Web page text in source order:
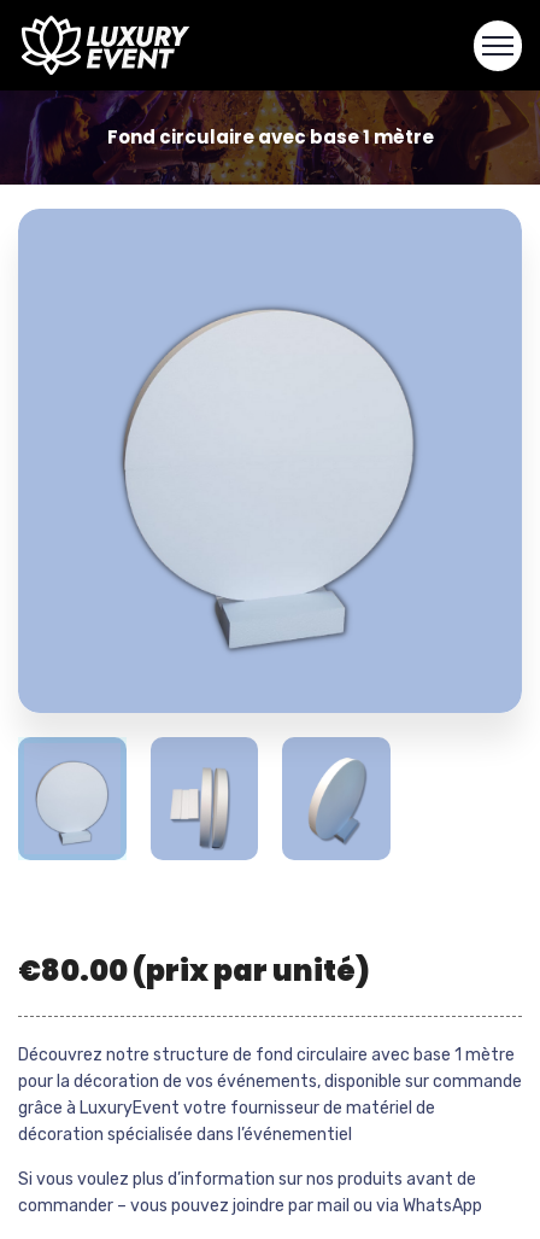
Fond circulaire avec base 1 mètre
€80.00(prix par unité)
Découvrez notre structure de fond circulaire avec base 1 mètre
pour la décoration de vos événements, disponible sur commande
grâce à LuxuryEvent votre fournisseur de matériel de
décoration spécialisée dans l’événementiel
Si vous voulez plus d’information sur nos produits avant de
commander – vous pouvez joindre par mail ou via WhatsApp